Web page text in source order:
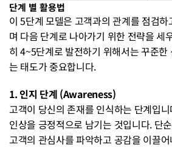
단계 별 활용법
이 5단계 모델은 고객과의 관계를 점검
며 다음 단계로 나아가기 위한 전략을 세
히 4~5단계로 발전하기 위해서는 꾸준한
는 태도가 중요합니다.
1. 인지 단계 (Awareness)
고객이 당신의 존재를 인식하는 단계입
인상을 긍정적으로 남기는 것입니다. 단
고객의 관심사를 파악하고 공감을 이끌